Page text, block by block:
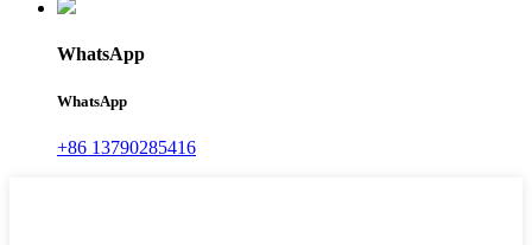
WhatsApp
WhatsApp
+86 13790285416